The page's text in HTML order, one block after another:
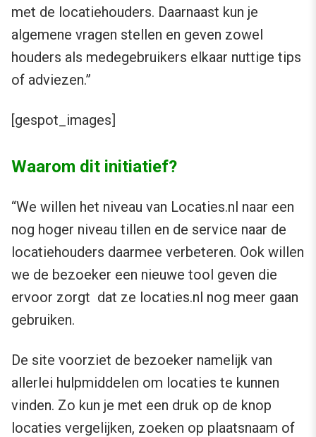
met de locatiehouders. Daarnaast kun je
algemene vragen stellen en geven zowel
houders als medegebruikers elkaar nuttige tips
of adviezen.”
[gespot_images]
Waarom dit initiatief?
“We willen het niveau van Locaties.nl naar een
nog hoger niveau tillen en de service naar de
locatiehouders daarmee verbeteren. Ook willen
we de bezoeker een nieuwe tool geven die
ervoor zorgt dat ze locaties.nl nog meer gaan
gebruiken.
De site voorziet de bezoeker namelijk van
allerlei hulpmiddelen om locaties te kunnen
vinden. Zo kun je met een druk op de knop
locaties vergelijken, zoeken op plaatsnaam of